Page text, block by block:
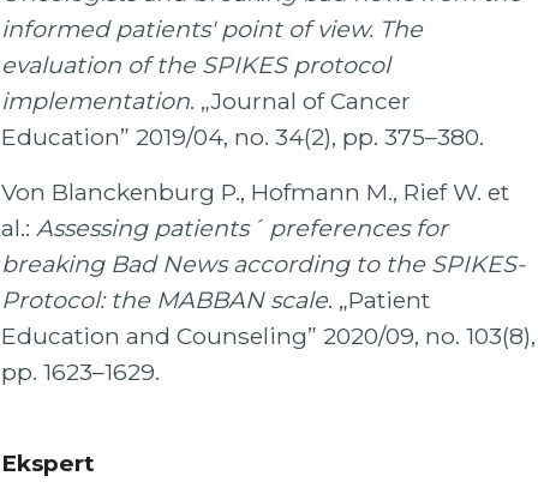
informed patients' point of view. The
evaluation of the SPIKES protocol
implementation. „Journal of Cancer
Education” 2019/04, no. 34(2), pp. 375–380.
Von Blanckenburg P., Hofmann M., Rief W. et
al.: Assessing patients´ preferences for
breaking Bad News according to the SPIKES-
Protocol: the MABBAN scale. „Patient
Education and Counseling” 2020/09, no. 103(8),
pp. 1623–1629.
Ekspert